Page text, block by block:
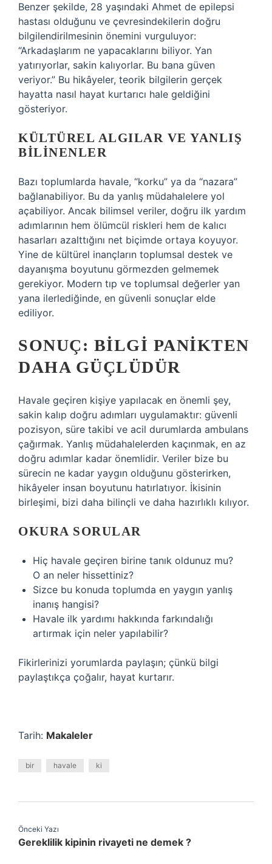
Benzer şekilde, 28 yaşındaki Ahmet de epilepsi
hastası olduğunu ve çevresindekilerin doğru
bilgilendirilmesinin önemini vurguluyor:
“Arkadaşlarım ne yapacaklarını biliyor. Yan
yatırıyorlar, sakin kalıyorlar. Bu bana güven
veriyor.” Bu hikâyeler, teorik bilgilerin gerçek
hayatta nasıl hayat kurtarıcı hale geldiğini
gösteriyor.
KÜLTÜREL ALGILAR VE YANLIŞ
BILINENLER
Bazı toplumlarda havale, “korku” ya da “nazara”
bağlanabiliyor. Bu da yanlış müdahalelere yol
açabiliyor. Ancak bilimsel veriler, doğru ilk yardım
adımlarının hem ölümcül riskleri hem de kalıcı
hasarları azalttığını net biçimde ortaya koyuyor.
Yine de kültürel inançların toplumsal destek ve
dayanışma boyutunu görmezden gelmemek
gerekiyor. Modern tıp ve toplumsal değerler yan
yana ilerlediğinde, en güvenli sonuçlar elde
ediliyor.
SONUÇ: BILGI PANIKTEN
DAHA GÜÇLÜDÜR
Havale geçiren kişiye yapılacak en önemli şey,
sakin kalıp doğru adımları uygulamaktır: güvenli
pozisyon, süre takibi ve acil durumlarda ambulans
çağırmak. Yanlış müdahalelerden kaçınmak, en az
doğru adımlar kadar önemlidir. Veriler bize bu
sürecin ne kadar yaygın olduğunu gösterirken,
hikâyeler insan boyutunu hatırlatıyor. İkisinin
birleşimi, bizi daha bilinçli ve daha hazırlıklı kılıyor.
OKURA SORULAR
Hiç havale geçiren birine tanık oldunuz mu?
O an neler hissettiniz?
Sizce bu konuda toplumda en yaygın yanlış
inanış hangisi?
Havale ilk yardımı hakkında farkındalığı
artırmak için neler yapılabilir?
Fikirlerinizi yorumlarda paylaşın; çünkü bilgi
paylaştıkça çoğalır, hayat kurtarır.
Tarih: Makaleler
bir havale ki
Önceki Yazı
Gereklilik kipinin rivayeti ne demek ?